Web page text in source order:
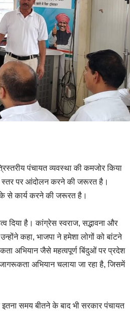
पंचायत व्यवस्था की कमजोर किया
स्तर पर आंदोलन करने की जरूरत है।
से कार्य करने की जरूरत है।
दिया है। कांग्रेस स्वराज, सद्भावना और
कहा, भाजपा ने हमेशा लोगों को बांटने
अभियान जैसे महत्वपूर्ण बिंदुओं पर प्रदेश
अभियान चलाया जा रहा है, जिसमें
समय बीतने के बाद भी सरकार पंचायत